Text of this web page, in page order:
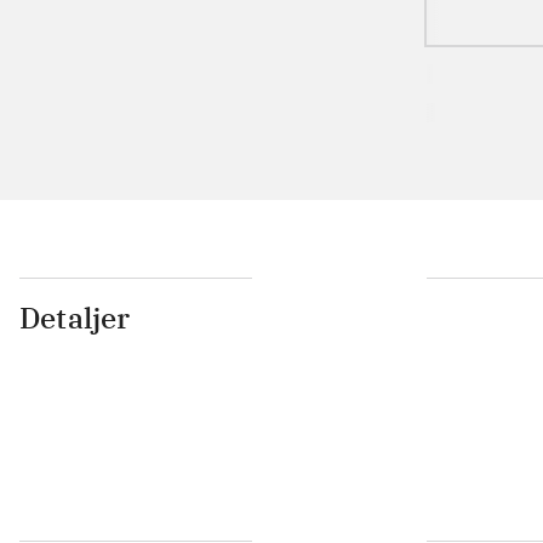
Detaljer